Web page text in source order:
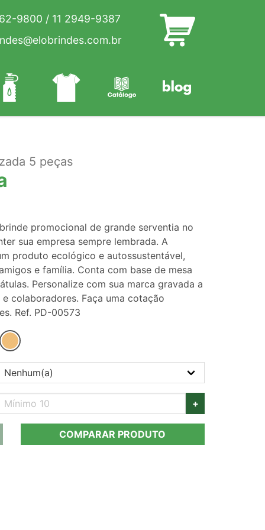
9800 / 11 2949-9387
5 peças
promocional de grande serventia no
sua empresa sempre lembrada. A
produto ecológico e autossustentável,
e família. Conta com base de mesa
Personalize com sua marca gravada a
colaboradores. Faça uma cotação
Ref. PD-00573
+
COMPARAR PRODUTO